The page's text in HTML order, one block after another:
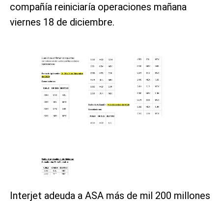
compañía reiniciaría operaciones mañana
viernes 18 de diciembre.
Interjet adeuda a ASA más de mil 200 millones